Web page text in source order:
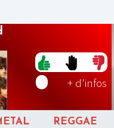
+ d'infos
REGGAE